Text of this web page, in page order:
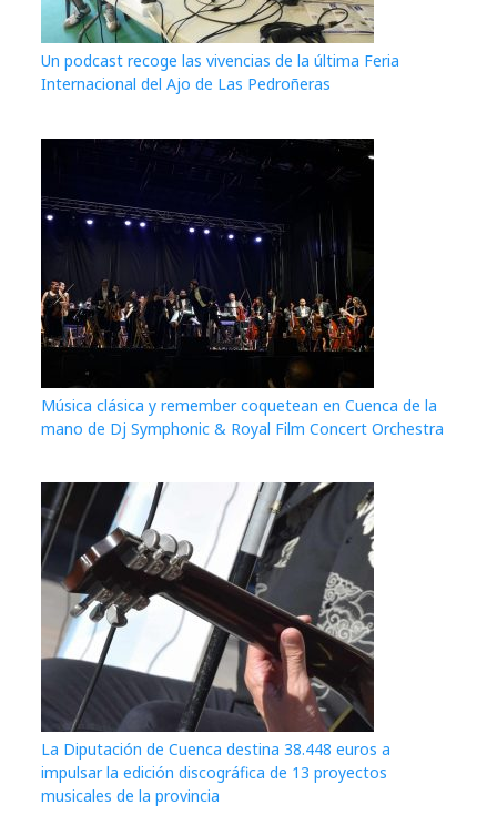
Un podcast recoge las vivencias de la última Feria
Internacional del Ajo de Las Pedroñeras
Música clásica y remember coquetean en Cuenca de la
mano de Dj Symphonic & Royal Film Concert Orchestra
La Diputación de Cuenca destina 38.448 euros a
impulsar la edición discográfica de 13 proyectos
musicales de la provincia